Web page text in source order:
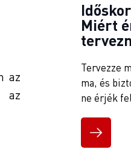
az
az
Miért
Tervezze
ma, és
ne érjék